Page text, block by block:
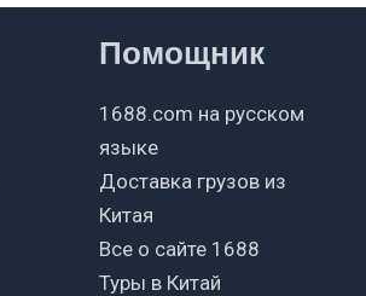
Помощник
1688.com на русском
языке
Доставка грузов из
Китая
Все о сайте 1688
Туры в Китай